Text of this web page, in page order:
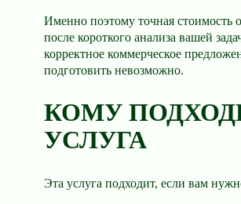
Именно поэтому точная стоимость
после короткого анализа вашей
корректное коммерческое
подготовить невозможно.
КОМУ
УСЛУГА
Эта услуга подходит, если вам